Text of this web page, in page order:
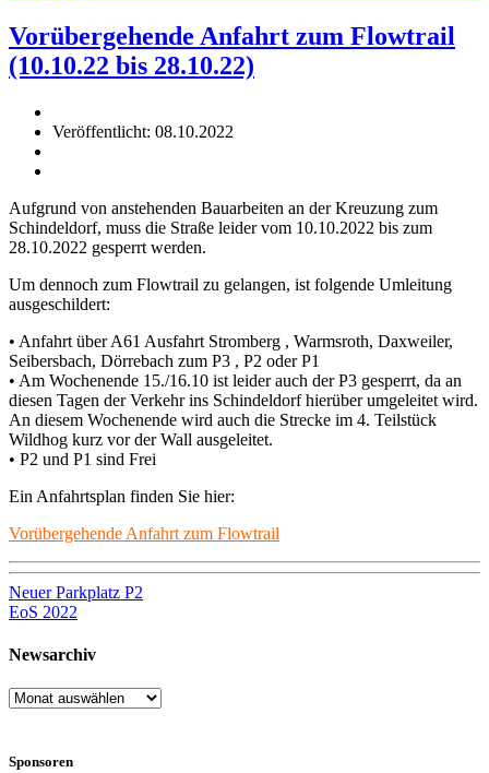
Vorübergehende Anfahrt zum Flowtrail
(10.10.22 bis 28.10.22)
Veröffentlicht: 08.10.2022
Aufgrund von anstehenden Bauarbeiten an der Kreuzung zum
Schindeldorf, muss die Straße leider vom 10.10.2022 bis zum
28.10.2022 gesperrt werden.
Um dennoch zum Flowtrail zu gelangen, ist folgende Umleitung
ausgeschildert:
• Anfahrt über A61 Ausfahrt Stromberg , Warmsroth, Daxweiler,
Seibersbach, Dörrebach zum P3 , P2 oder P1
• Am Wochenende 15./16.10 ist leider auch der P3 gesperrt, da an
diesen Tagen der Verkehr ins Schindeldorf hierüber umgeleitet wird.
An diesem Wochenende wird auch die Strecke im 4. Teilstück
Wildhog kurz vor der Wall ausgeleitet.
• P2 und P1 sind Frei
Ein Anfahrtsplan finden Sie hier:
Vorübergehende Anfahrt zum Flowtrail
Beitragsnavigation
Neuer Parkplatz P2
EoS 2022
Newsarchiv
Newsarchiv
Sponsoren